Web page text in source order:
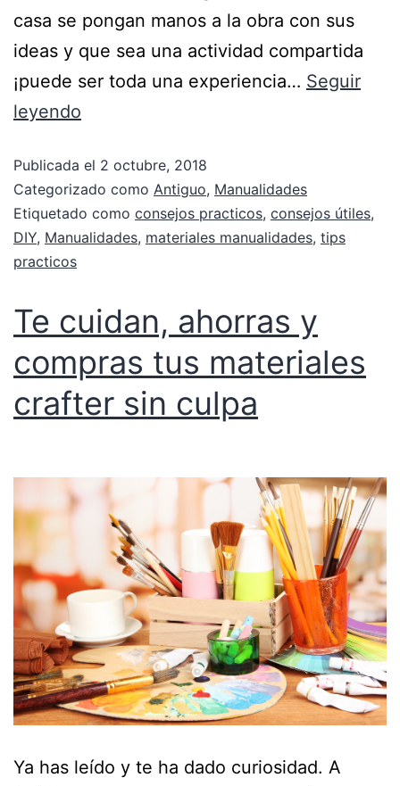
casa se pongan manos a la obra con sus
ideas y que sea una actividad compartida
¡puede ser toda una experiencia… Seguir
leyendo
Publicada el 2 octubre, 2018
Categorizado como Antiguo, Manualidades
Etiquetado como consejos practicos, consejos útiles,
DIY, Manualidades, materiales manualidades, tips
practicos
Te cuidan, ahorras y
compras tus materiales
crafter sin culpa
Ya has leído y te ha dado curiosidad. A